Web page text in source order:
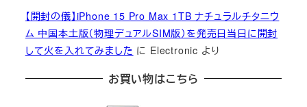
【開封の儀】iPhone 15 Pro Max 1TB ナチュラルチタニウ
ム 中国本土版（物理デュアルSIM版）を発売日当日に開封
して火を入れてみました に Electronic より
お買い物はこちら